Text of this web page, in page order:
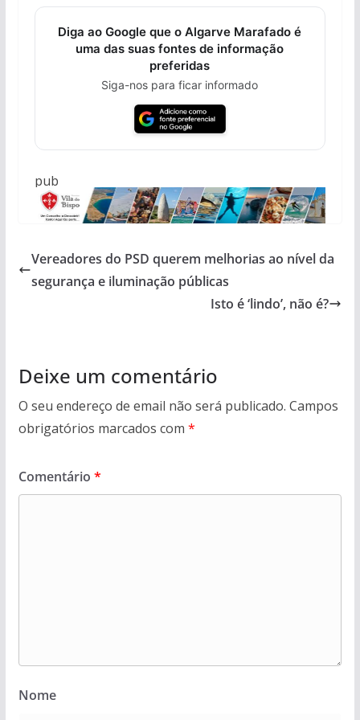
Diga ao Google que o Algarve Marafado é
uma das suas fontes de informação
preferidas
Siga-nos para ficar informado
pub
Vereadores do PSD querem melhorias ao nível da
segurança e iluminação públicas
Isto é ‘lindo’, não é?
Deixe um comentário
O seu endereço de email não será publicado. Campos
obrigatórios marcados com *
Comentário *
Nome